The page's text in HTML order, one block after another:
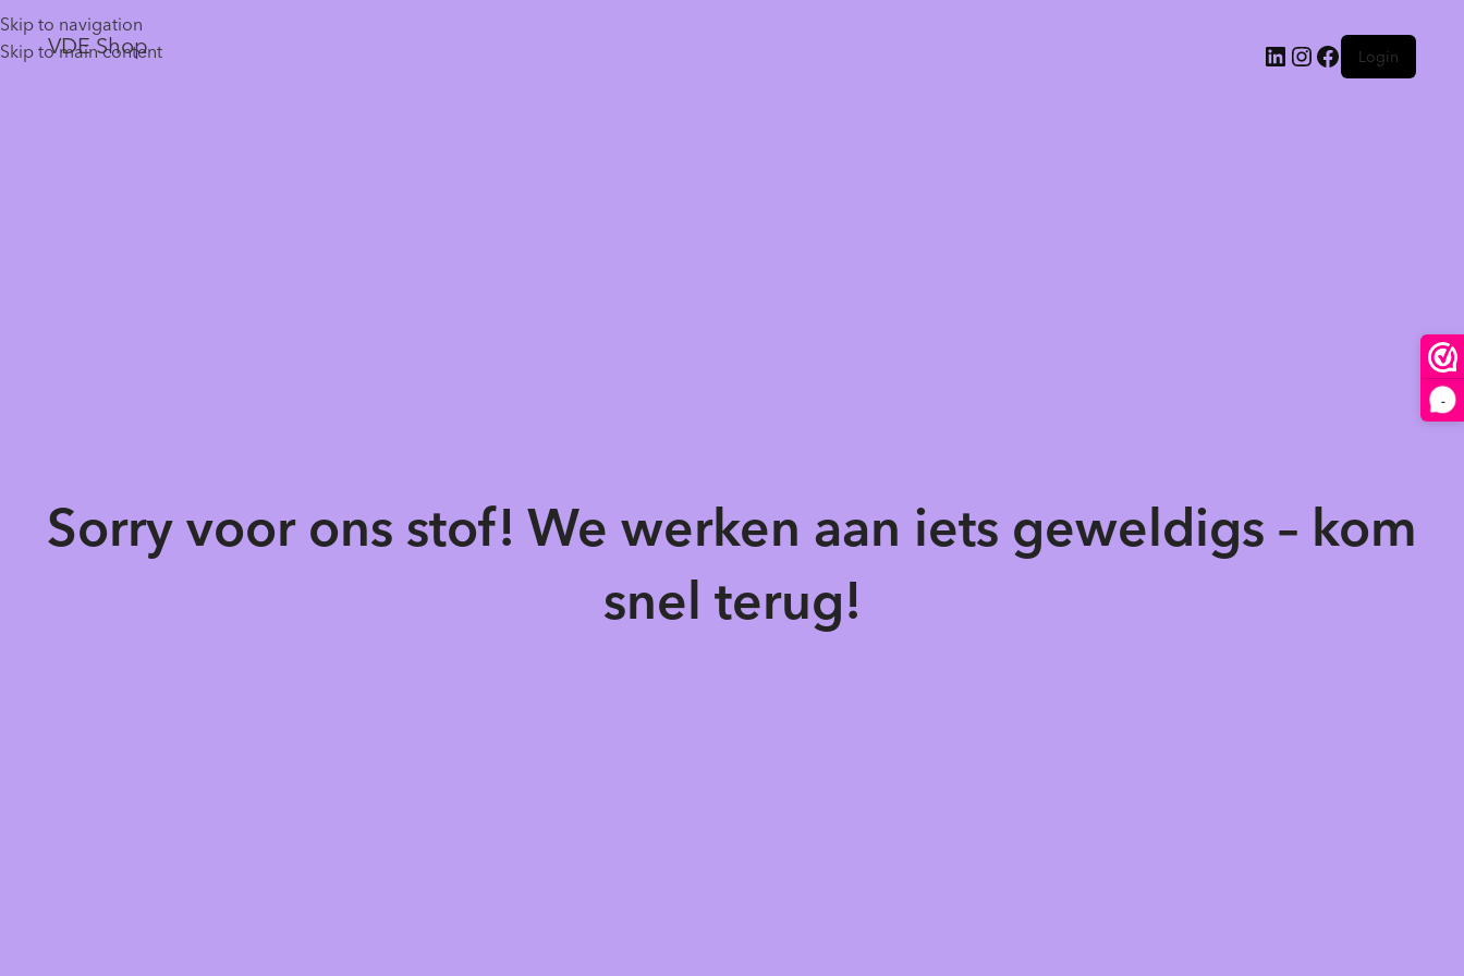
-
Skip to navigation
Skip to main content
VDE Shop Login
Sorry voor ons stof! We werken aan iets geweldigs – kom
snel terug!